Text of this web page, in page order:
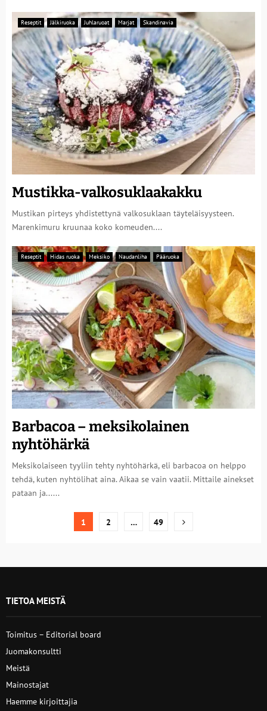
Reseptit Jälkiruoka Juhlaruoat Marjat Skandinavia
Mustikka-valkosuklaakakku
Mustikan pirteys yhdistettynä valkosuklaan täyteläisyysteen.
Marenkimuru kruunaa koko komeuden....
Reseptit Hidas ruoka Meksiko Naudanliha Pääruoka
Barbacoa – meksikolainen
nyhtöhärkä
Meksikolaiseen tyyliin tehty nyhtöhärkä, eli barbacoa on helppo
tehdä, kuten nyhtölihat aina. Aikaa se vain vaatii. Mittaile ainekset
pataan ja......
Artikkelien
1 2 … 49
TIETOA MEISTÄ
Toimitus – Editorial board
Juomakonsultti
Meistä
Mainostajat
Haemme kirjoittajia